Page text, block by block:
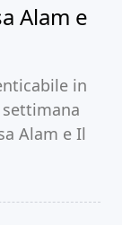
Alam e
in
Alam e Il